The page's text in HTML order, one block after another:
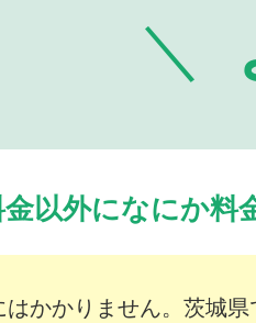
以外になにか料
かかりません。茨城